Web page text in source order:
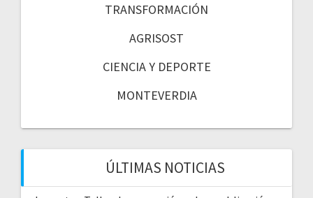
TRANSFORMACIÓN
AGRISOST
CIENCIA Y DEPORTE
MONTEVERDIA
ÚLTIMAS NOTICIAS